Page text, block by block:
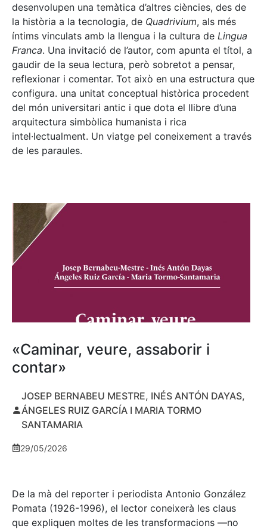
desenvolupen una temàtica d’altres ciències, des de
la història a la tecnologia, de Quadrivium, als més
íntims vinculats amb la llengua i la cultura de Lingua
Franca. Una invitació de l’autor, com apunta el títol, a
gaudir de la seua lectura, però sobretot a pensar,
reflexionar i comentar. Tot això en una estructura que
configura. una unitat conceptual històrica procedent
del món universitari antic i que dota el llibre d’una
arquitectura simbòlica humanista i rica
intel·lectualment. Un viatge pel coneixement a través
de les paraules.
«Caminar, veure, assaborir i
contar»
JOSEP BERNABEU MESTRE, INÉS ANTÓN DAYAS,
ÁNGELES RUIZ GARCÍA I MARIA TORMO
SANTAMARIA
29/05/2026
De la mà del reporter i periodista Antonio González
Pomata (1926-1996), el lector coneixerà les claus
que expliquen moltes de les transformacions —no